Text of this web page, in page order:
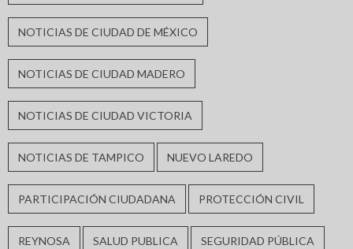
NOTICIAS DE CIUDAD DE MÉXICO
NOTICIAS DE CIUDAD MADERO
NOTICIAS DE CIUDAD VICTORIA
NOTICIAS DE TAMPICO NUEVO LAREDO
PARTICIPACIÓN CIUDADANA PROTECCIÓN CIVIL
REYNOSA SALUD PUBLICA SEGURIDAD PÚBLICA